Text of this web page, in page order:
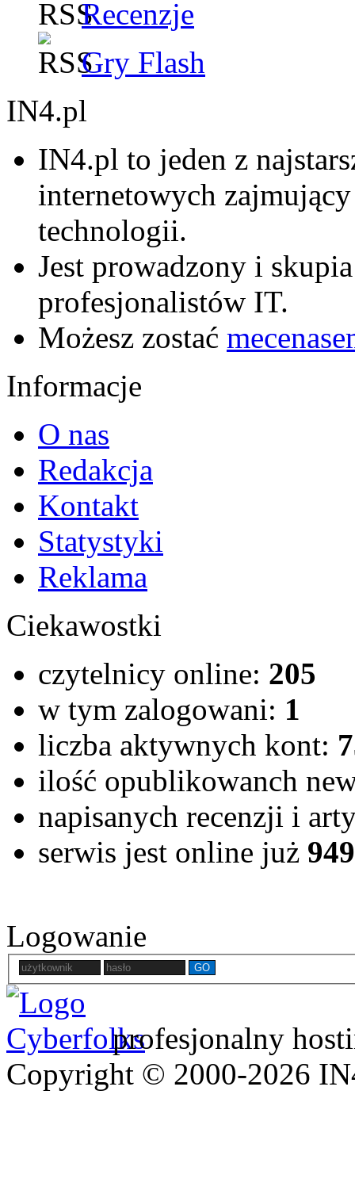
Recenzje
Gry Flash
IN4.pl
IN4.pl to jeden z
internetowych
technologii.
Jest prowadzony i
profesjonalistów IT.
Możesz zostać
Informacje
O nas
Redakcja
Kontakt
Statystyki
Reklama
Ciekawostki
czytelnicy online: 205
w tym zalogowani: 1
liczba aktywnych kont:
ilość opublikowanch
napisanych recenzji i
serwis jest online już
Logowanie
GO
profesjonalny
Copyright © 2000-2026